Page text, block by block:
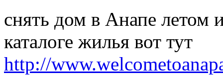
снять дом в Анапе летом
каталоге жилья вот тут
http://